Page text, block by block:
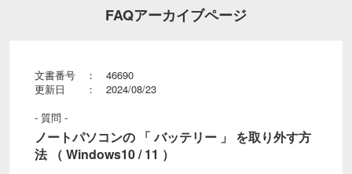
FAQアーカイブページ
文書番号 ： 46690
更新日 ： 2024/08/23
- 質問 -
ノートパソコンの 「 バッテリー 」 を取り外す方
法 （ Windows10 / 11 ）